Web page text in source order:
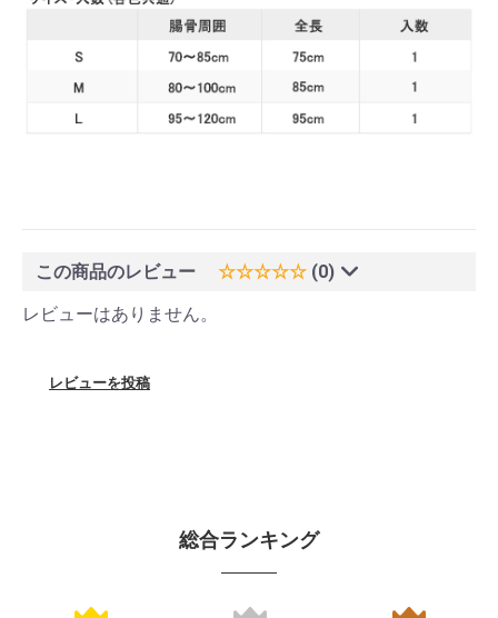
この商品のレビュー ☆☆☆☆☆ (0)
レビューはありません。
レビューを投稿
総合ランキング